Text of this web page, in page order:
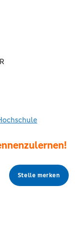
Stelle merken